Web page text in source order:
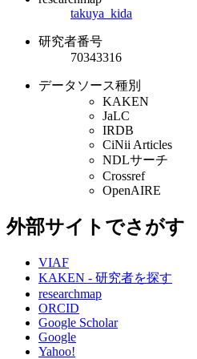
takuya_kida
研究者番号
70343316
データソース種別
KAKEN
JaLC
IRDB
CiNii Articles
NDLサーチ
Crossref
OpenAIRE
外部サイトでさがす
VIAF
KAKEN - 研究者を探す
researchmap
ORCID
Google Scholar
Google
Yahoo!